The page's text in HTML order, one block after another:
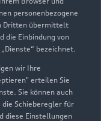
personenbezogene
Dritten übermittelt
die Einbindung von
bezeichnet.
wir Ihre
erteilen Sie
Sie können auch
Schieberegler für
diese Einstellungen